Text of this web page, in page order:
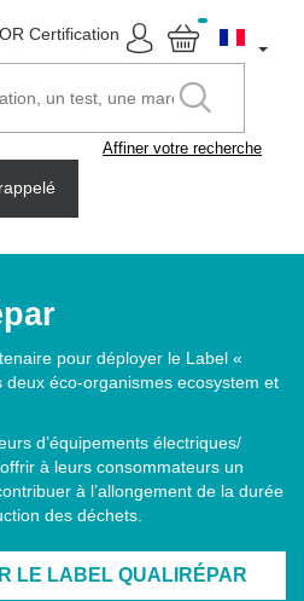
Affiner votre recherche
pour déployer le Label «
éco-organismes ecosystem et
d’équipements électriques/
à leurs consommateurs un
à l’allongement de la durée
des déchets.
LE LABEL QUALIRÉPAR